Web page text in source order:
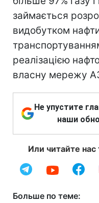
займається
видобутком нафти
реалізацією
власну мережу
Не упустите
наши
Или читайте нас
Больше по теме: